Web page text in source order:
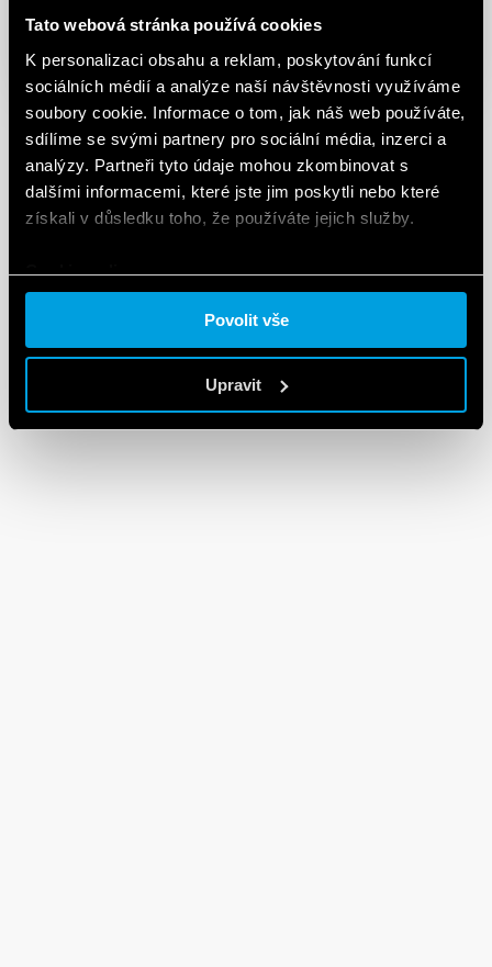
Tato webová stránka používá cookies
K personalizaci obsahu a reklam, poskytování funkcí
sociálních médií a analýze naší návštěvnosti využíváme
soubory cookie. Informace o tom, jak náš web používáte,
sdílíme se svými partnery pro sociální média, inzerci a
analýzy. Partneři tyto údaje mohou zkombinovat s
dalšími informacemi, které jste jim poskytli nebo které
získali v důsledku toho, že používáte jejich služby.
Cookie policy.
Povolit vše
Upravit